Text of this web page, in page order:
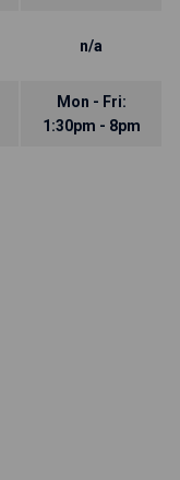
n/a
Mon - Fri:
1:30pm - 8pm